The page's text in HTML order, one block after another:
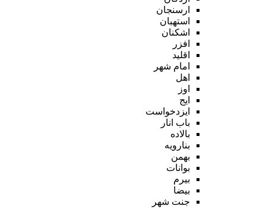
ارسنجان
استهبان
اشکنان
افزر
اقلید
امام شهر
اهل
اوز
ایج
ایزدخواست
باب انار
بالاده
بنارویه
بهمن
بوانات
بیرم
بیضا
جنت شهر